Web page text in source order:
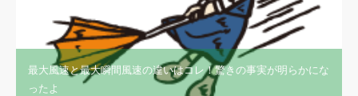
最大風速と最大瞬間風速の違いはコレ！驚きの事実が明らかにな
ったよ